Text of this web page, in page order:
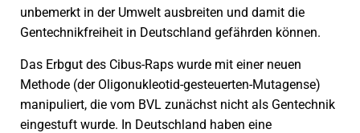
unbemerkt in der Umwelt ausbreiten und damit die
Gentechnikfreiheit in Deutschland gefährden können.
Das Erbgut des Cibus-Raps wurde mit einer neuen
Methode (der Oligonukleotid-gesteuerten-Mutagense)
manipuliert, die vom BVL zunächst nicht als Gentechnik
eingestuft wurde. In Deutschland haben eine